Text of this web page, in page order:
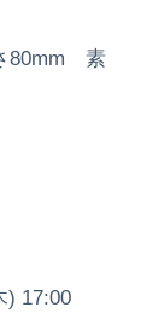
80mm 素
) 17:00